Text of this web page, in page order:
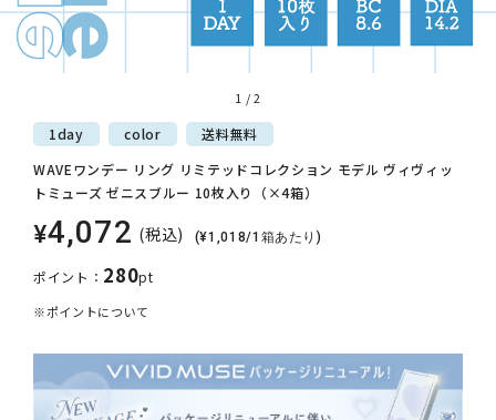
1 /2
1day color 送料無料
WAVEワンデー リング リミテッドコレクション モデル ヴィヴィッ
トミューズ ゼニスブルー 10枚入り（×4箱）
¥4,072 (税込) (¥1,018/1箱あたり)
ポイント： 280pt
※ポイントについて